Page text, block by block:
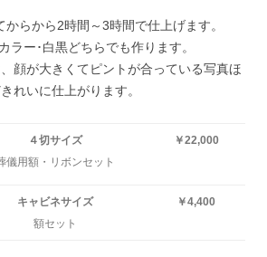
らから2時間～3時間で仕上げます。
ラー･白黒どちらでも作ります。
顔が大きくてピントが合っている写真ほ
れいに仕上がります。
４切サイズ
儀用額・リボンセット
￥22,000
キャビネサイズ
額セット
￥4,400